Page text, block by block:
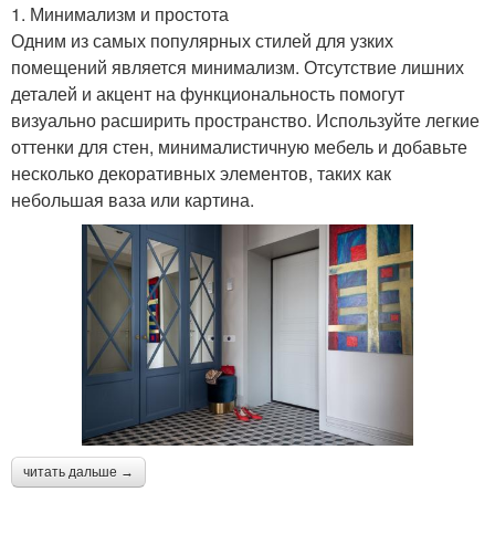
1. Минимализм и простота
Одним из самых популярных стилей для узких
помещений является минимализм. Отсутствие лишних
деталей и акцент на функциональность помогут
визуально расширить пространство. Используйте легкие
оттенки для стен, минималистичную мебель и добавьте
несколько декоративных элементов, таких как
небольшая ваза или картина.
читать дальше →